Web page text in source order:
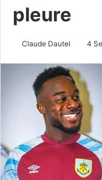
pleure
Claude Dautel 4